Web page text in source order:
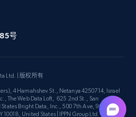
号
Ltd. | 版权所有
4 Hamahshev St., Netanya 4250714, Israel
The Web Data Loft, 625 2nd St., San
States Bright Data, Inc., 500 7th Ave, 9th Floor
10018, United States | IPPN Group Ltd.